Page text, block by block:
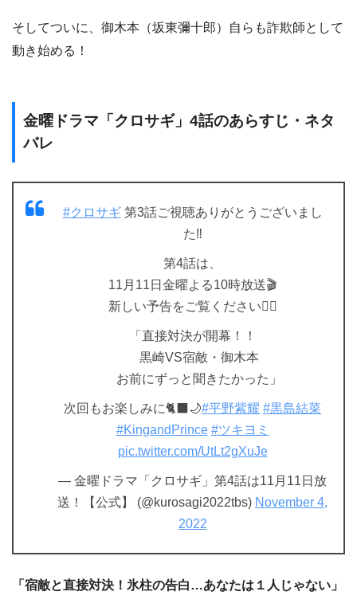
そしてついに、御木本（坂東彌十郎）自らも詐欺師として
動き始める！
金曜ドラマ「クロサギ」4話のあらすじ・ネタ
バレ
#クロサギ第3話ご視聴ありがとうございまし
た‼️
第4話は、
11月11日金曜よる10時放送🎬
新しい予告をご覧ください💁‍♀️
「直接対決が開幕！！
黒崎VS宿敵・御木本
お前にずっと聞きたかった」
次回もお楽しみに🐈‍⬛🌙#平野紫耀 #黒島結菜
#KingandPrince #ツキヨミ
pic.twitter.com/UtLt2gXuJe
— 金曜ドラマ「クロサギ」第4話は11月11日放
送！【公式】 (@kurosagi2022tbs) November 4,
2022
「宿敵と直接対決！氷柱の告白…あなたは１人じゃない」